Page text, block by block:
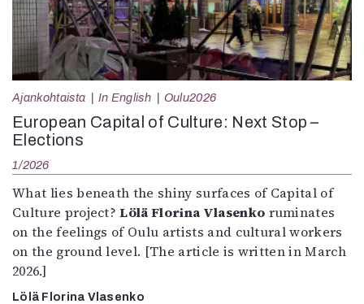
Ajankohtaista In English Oulu2026
European Capital of Culture: Next Stop –
Elections
1/2026
What lies beneath the shiny surfaces of Capital of
Culture project?Lölä Florina Vlasenko ruminates
on the feelings of Oulu artists and cultural workers
on the ground level. [The article is written in March
2026.]
Lölä Florina Vlasenko